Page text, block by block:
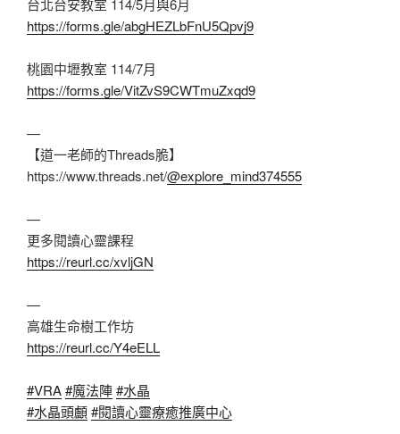
台北台安教室 114/5月與6月
https://forms.gle/abgHEZLbFnU5Qpvj9
桃園中壢教室 114/7月
https://forms.gle/VitZvS9CWTmuZxqd9
—
【道一老師的Threads脆】
https://www.threads.net/@explore_mind374555
—
更多閱讀心靈課程
https://reurl.cc/xvljGN
—
高雄生命樹工作坊
https://reurl.cc/Y4eELL
#VRA#魔法陣#水晶
#水晶頭顱#閱讀心靈療癒推廣中心